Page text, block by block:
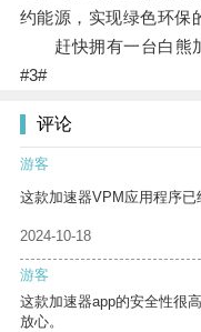
约能源，实现绿色环保
赶快拥有一台白熊加
#3#
评论
游客
这款加速器VPM应用程序已
2024-10-18
游客
这款加速器app的安全性很
放心。